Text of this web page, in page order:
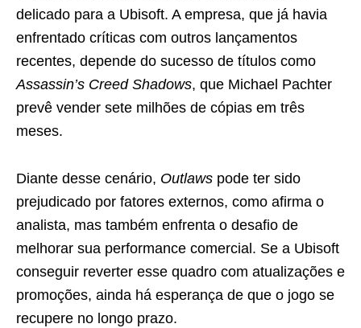
delicado para a Ubisoft. A empresa, que já havia
enfrentado críticas com outros lançamentos
recentes, depende do sucesso de títulos como
Assassin’s Creed Shadows, que Michael Pachter
prevê vender sete milhões de cópias em três
meses.
Diante desse cenário, Outlaws pode ter sido
prejudicado por fatores externos, como afirma o
analista, mas também enfrenta o desafio de
melhorar sua performance comercial. Se a Ubisoft
conseguir reverter esse quadro com atualizações e
promoções, ainda há esperança de que o jogo se
recupere no longo prazo.